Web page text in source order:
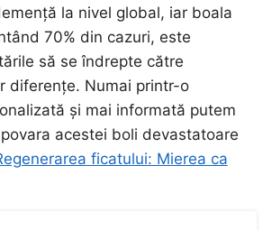
la nivel global, iar boala
70% din cazuri, este
să se îndrepte către
diferențe. Numai printr-o
și mai informată putem
acestei boli devastatoare
ficatului: Mierea ca